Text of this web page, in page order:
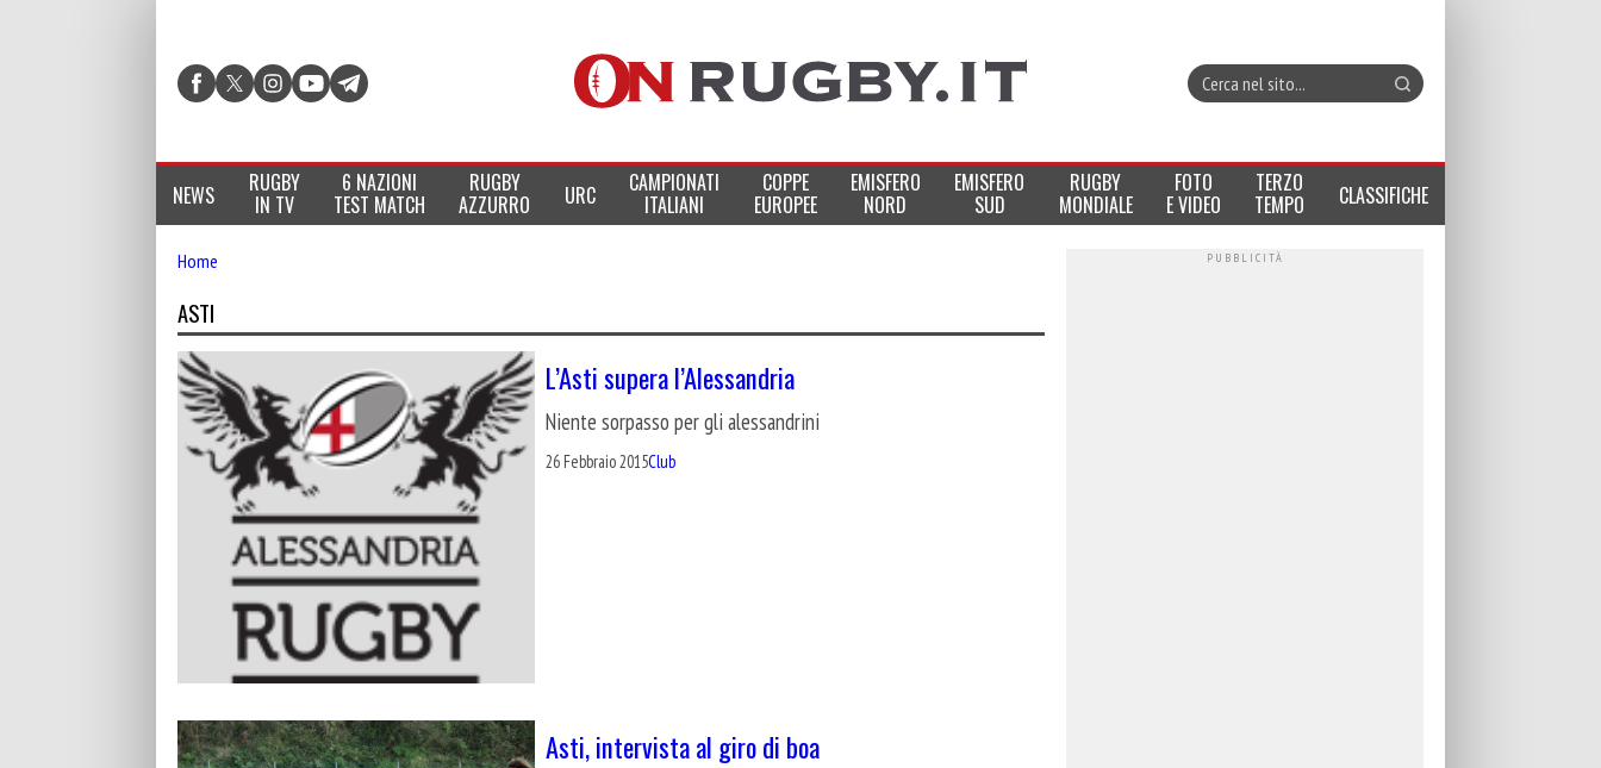
NEWS RUGBY
IN TV
6 NAZIONI
TEST MATCH
RUGBY
AZZURRO URC CAMPIONATI
ITALIANI
COPPE
EUROPEE
EMISFERO
NORD
EMISFERO
SUD
RUGBY
MONDIALE
FOTO
E VIDEO
TERZO
TEMPO CLASSIFICHE
Home
ASTI
L’Asti supera l’Alessandria
Niente sorpasso per gli alessandrini
26 Febbraio 2015Club
Asti, intervista al giro di boa